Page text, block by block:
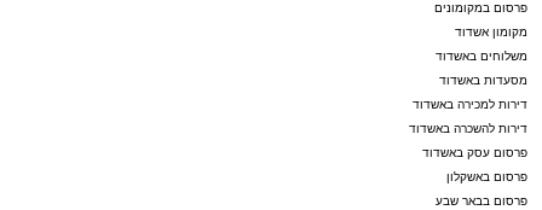
פרסום במקומונים
מקומון אשדוד
משלוחים באשדוד
מסעדות באשדוד
דירות למכירה באשדוד
דירות להשכרה באשדוד
פרסום עסק באשדוד
פרסום באשקלון
פרסום בבאר שבע